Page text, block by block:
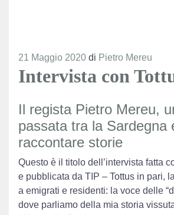
21 Maggio 2020 di Pietro Mereu
Intervista con
Il regista Pietro Mereu,
passata tra la Sardegna
raccontare storie
Questo è il titolo dell’intervista fatta
e pubblicata da TIP – Tottus in pari,
a emigrati e residenti: la voce delle
dove parliamo della mia storia